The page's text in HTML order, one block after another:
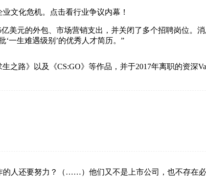
文化危机。点击看行业争议内幕！
美元的外包、市场营销支出，并关闭了多个招聘岗位。
‘一生难遇级别’的优秀人才简历。”
路》以及《CS:GO》等作品，并于2017年离职的资深
的人还要努力？（……）他们又不是上市公司，也不存在